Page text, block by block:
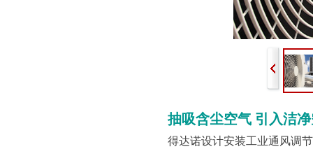
抽吸含尘空气 引 入洁
得达诺设计安装工业通风调